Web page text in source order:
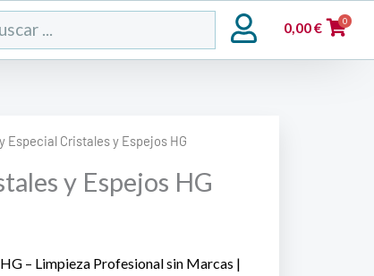
0,00€ 0
Especial Cristales y Espejos HG
y Espejos HG
– Limpieza Profesional sin Marcas |